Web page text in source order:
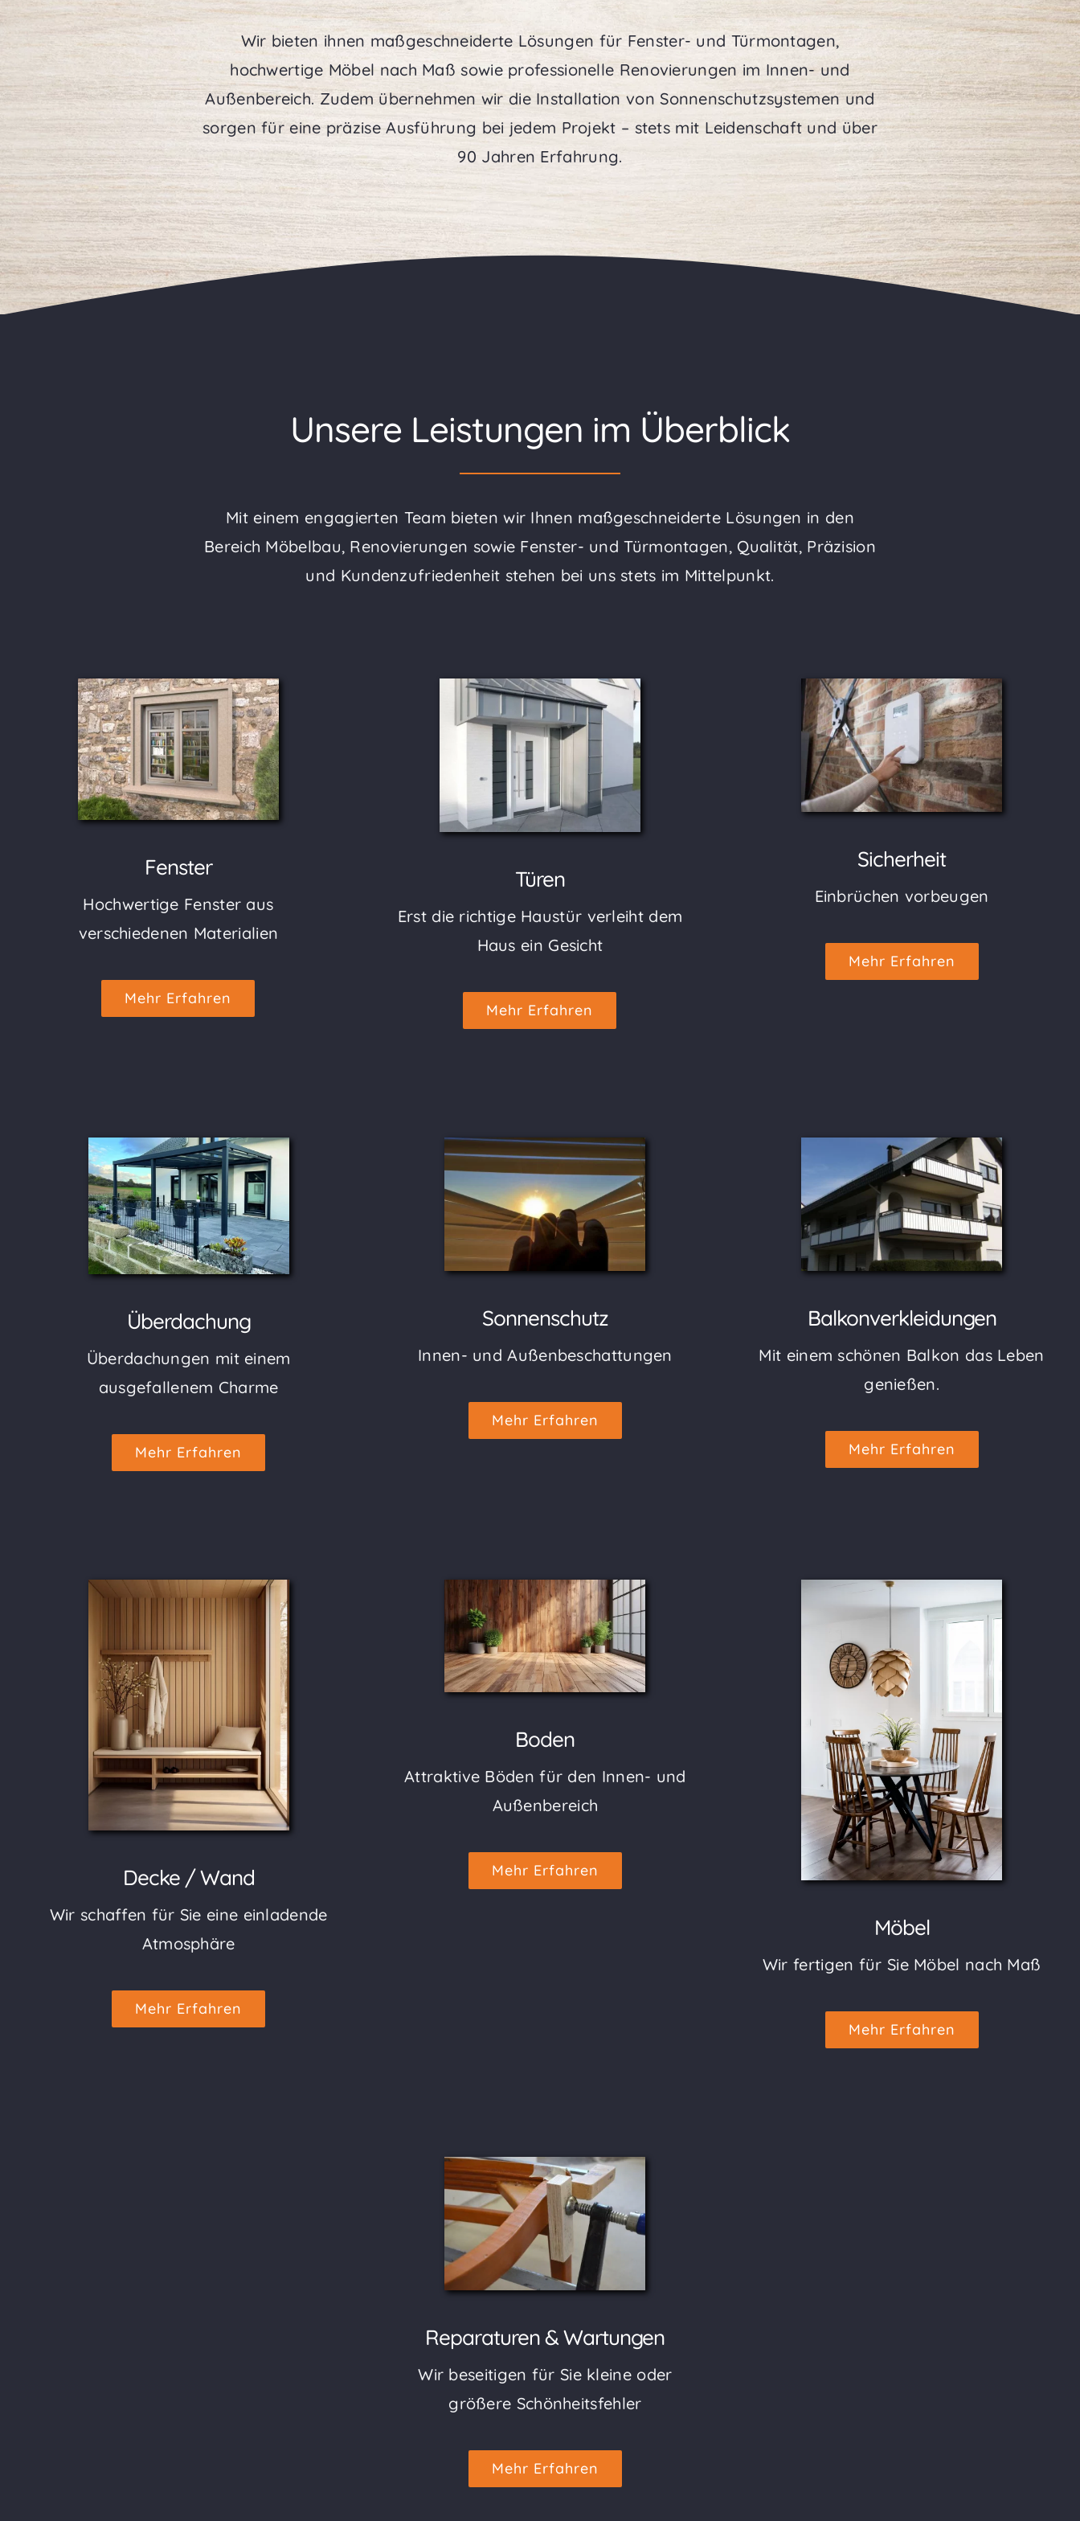
Wir bieten ihnen maßgeschneiderte Lösungen für Fenster- und Türmontagen,
hochwertige Möbel nach Maß sowie professionelle Renovierungen im Innen- und
Außenbereich. Zudem übernehmen wir die Installation von Sonnenschutzsystemen und
sorgen für eine präzise Ausführung bei jedem Projekt – stets mit Leidenschaft und über
90 Jahren Erfahrung.
Unsere Leistungen im Überblick
Mit einem engagierten Team bieten wir Ihnen maßgeschneiderte Lösungen in den
Bereich Möbelbau, Renovierungen sowie Fenster- und Türmontagen, Qualität, Präzision
und Kundenzufriedenheit stehen bei uns stets im Mittelpunkt.
Fenster
Hochwertige Fenster aus
verschiedenen Materialien
Mehr Erfahren
Türen
Erst die richtige Haustür verleiht dem
Haus ein Gesicht
Mehr Erfahren
Sicherheit
Einbrüchen vorbeugen
Mehr Erfahren
Überdachung
Überdachungen mit einem
ausgefallenem Charme
Mehr Erfahren
Sonnenschutz
Innen- und Außenbeschattungen
Mehr Erfahren
Balkonverkleidungen
Mit einem schönen Balkon das Leben
genießen.
Mehr Erfahren
Decke / Wand
Wir schaffen für Sie eine einladende
Atmosphäre
Mehr Erfahren
Boden
Attraktive Böden für den Innen- und
Außenbereich
Mehr Erfahren
Möbel
Wir fertigen für Sie Möbel nach Maß
Mehr Erfahren
Reparaturen & Wartungen
Wir beseitigen für Sie kleine oder
größere Schönheitsfehler
Mehr Erfahren